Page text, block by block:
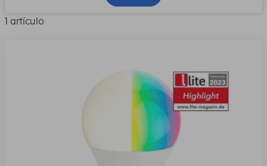
1 artículo